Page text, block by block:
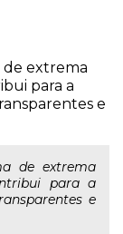
de extrema
para a
e
de extrema
para a
e